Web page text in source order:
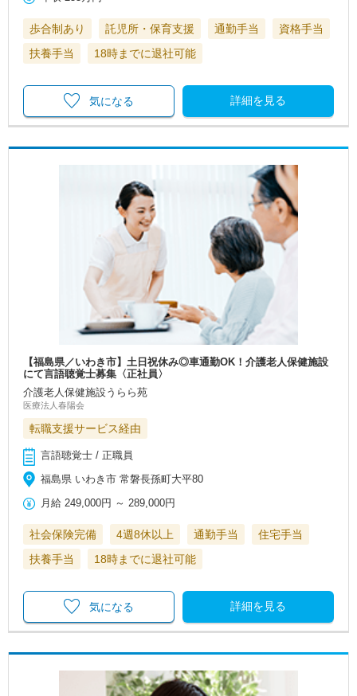
歩合制あり 託児所・保育支援 通勤手当
資格手当
扶養手当
18時までに退社可能
詳細を見る
気になる
【福島県／いわき市】土日祝休み◎車通勤OK！介護老人保健施設
にて言語聴覚士募集〈正社員〉
介護老人保健施設うらら苑
医療法人春陽会
転職支援サービス経由
言語聴覚士 / 正職員
福島県 いわき市 常磐長孫町大平80
月給 249,000円 ～ 289,000円
社会保険完備 4週8休以上 通勤手当
住宅手当
扶養手当
18時までに退社可能
詳細を見る
気になる